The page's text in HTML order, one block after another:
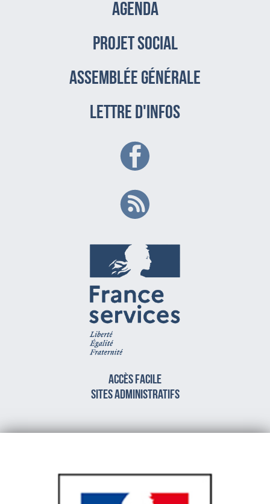
AGENDA
PROJET SOCIAL
assemblée générale
LETTRE D'INFOS
Accès facile
sites administratifs